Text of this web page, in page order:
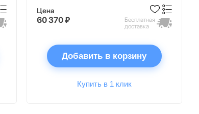
Цена
60 370 ₽
Бесплатная
доставка
Добавить в корзину
Купить в 1 клик